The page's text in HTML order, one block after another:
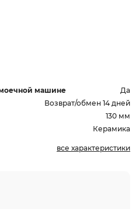
машине
Да
Возврат/обмен 14 дней
130 мм
Керамика
все характеристики